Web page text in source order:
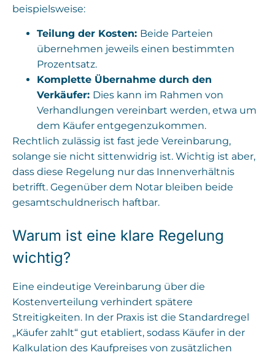
beispielsweise:
Teilung der Kosten: Beide Parteien
übernehmen jeweils einen bestimmten
Prozentsatz.
Komplette Übernahme durch den
Verkäufer: Dies kann im Rahmen von
Verhandlungen vereinbart werden, etwa um
dem Käufer entgegenzukommen.
Rechtlich zulässig ist fast jede Vereinbarung,
solange sie nicht sittenwidrig ist. Wichtig ist aber,
dass diese Regelung nur das Innenverhältnis
betrifft. Gegenüber dem Notar bleiben beide
gesamtschuldnerisch haftbar.
Warum ist eine klare Regelung
wichtig?
Eine eindeutige Vereinbarung über die
Kostenverteilung verhindert spätere
Streitigkeiten. In der Praxis ist die Standardregel
„Käufer zahlt“ gut etabliert, sodass Käufer in der
Kalkulation des Kaufpreises von zusätzlichen